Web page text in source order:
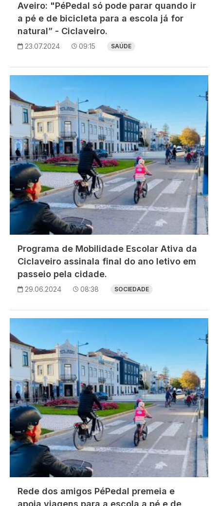
Aveiro: "PéPedal só pode parar quando ir
a pé e de bicicleta para a escola já for
natural” - Ciclaveiro.
23.07.2024 09:15 SAÚDE
Programa de Mobilidade Escolar Ativa da
Ciclaveiro assinala final do ano letivo em
passeio pela cidade.
29.06.2024 08:38 SOCIEDADE
Rede dos amigos PéPedal premeia e
apoia viagens para a escola a pé e de